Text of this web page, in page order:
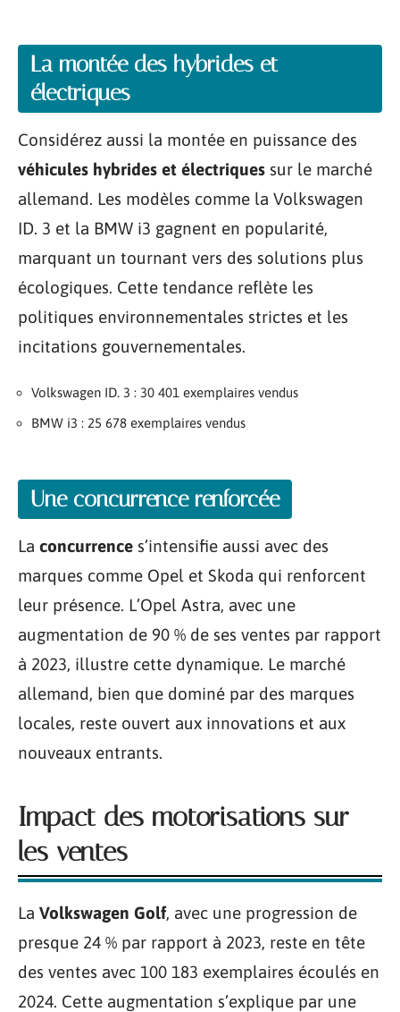
La montée des hybrides et
électriques
Considérez aussi la montée en puissance des
véhicules hybrides et électriques sur le marché
allemand. Les modèles comme la Volkswagen
ID. 3 et la BMW i3 gagnent en popularité,
marquant un tournant vers des solutions plus
écologiques. Cette tendance reflète les
politiques environnementales strictes et les
incitations gouvernementales.
Volkswagen ID. 3 : 30 401 exemplaires vendus
BMW i3 : 25 678 exemplaires vendus
Une concurrence renforcée
La concurrence s’intensifie aussi avec des
marques comme Opel et Skoda qui renforcent
leur présence. L’Opel Astra, avec une
augmentation de 90 % de ses ventes par rapport
à 2023, illustre cette dynamique. Le marché
allemand, bien que dominé par des marques
locales, reste ouvert aux innovations et aux
nouveaux entrants.
Impact des motorisations sur
les ventes
La Volkswagen Golf, avec une progression de
presque 24 % par rapport à 2023, reste en tête
des ventes avec 100 183 exemplaires écoulés en
2024. Cette augmentation s’explique par une